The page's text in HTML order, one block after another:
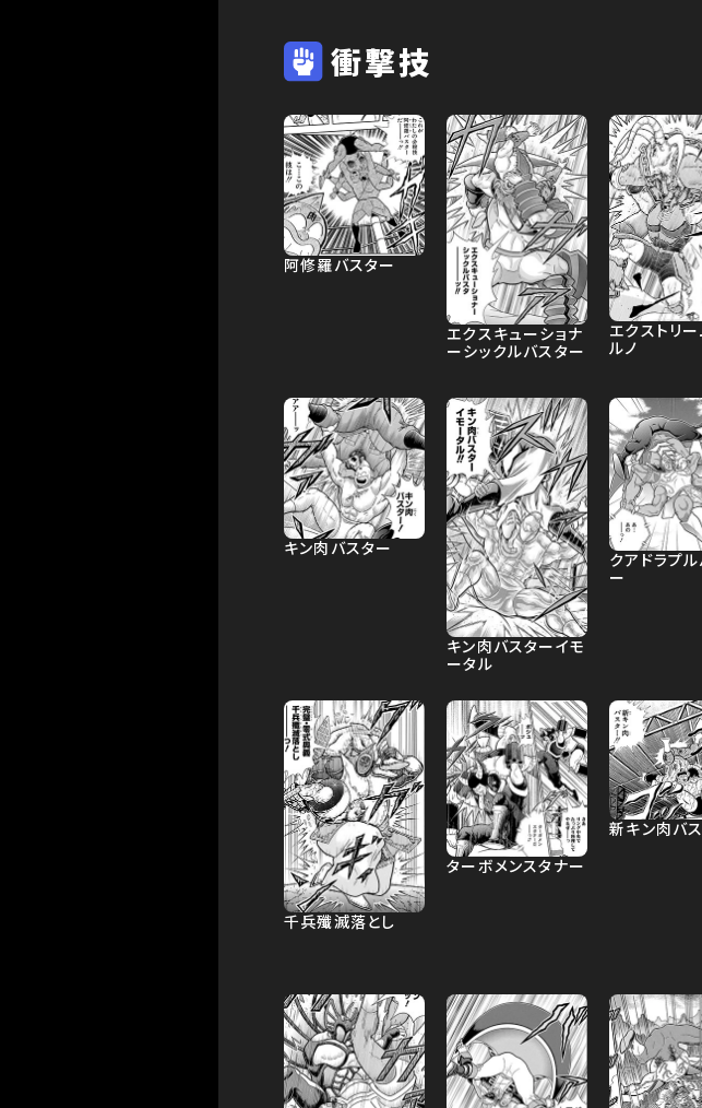
衝撃技
阿修羅バスター
エクスキューショナ
ーシックルバスター
エクストリ
ルノ
キン肉バスター
キン肉バスターイモ
ータル
クアドラプ
ー
千兵殲滅落とし
ターボメンスタナー
新キン肉バ